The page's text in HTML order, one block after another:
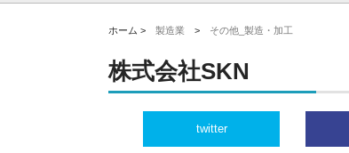
ホーム > 製造業 > その他_製造・加工
株式会社SKN
twitter